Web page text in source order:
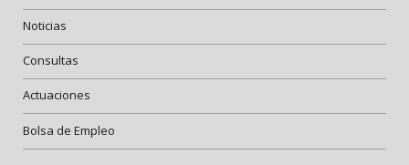
Noticias
Consultas
Actuaciones
Bolsa de Empleo